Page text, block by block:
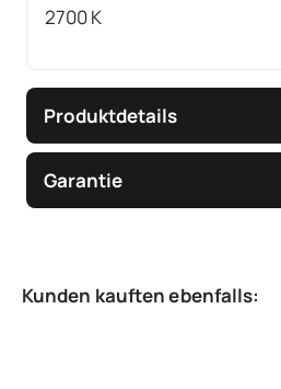
2700 K
Produktdetails
Garantie